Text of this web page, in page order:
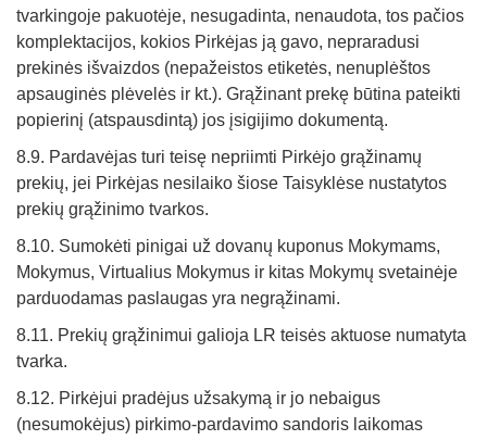
tvarkingoje pakuotėje, nesugadinta, nenaudota, tos pačios
komplektacijos, kokios Pirkėjas ją gavo, nepraradusi
prekinės išvaizdos (nepažeistos etiketės, nenuplėštos
apsauginės plėvelės ir kt.). Grąžinant prekę būtina pateikti
popierinį (atspausdintą) jos įsigijimo dokumentą.
8.9. Pardavėjas turi teisę nepriimti Pirkėjo grąžinamų
prekių, jei Pirkėjas nesilaiko šiose Taisyklėse nustatytos
prekių grąžinimo tvarkos.
8.10. Sumokėti pinigai už dovanų kuponus Mokymams,
Mokymus, Virtualius Mokymus ir kitas Mokymų svetainėje
parduodamas paslaugas yra negrąžinami.
8.11. Prekių grąžinimui galioja LR teisės aktuose numatyta
tvarka.
8.12. Pirkėjui pradėjus užsakymą ir jo nebaigus
(nesumokėjus) pirkimo-pardavimo sandoris laikomas